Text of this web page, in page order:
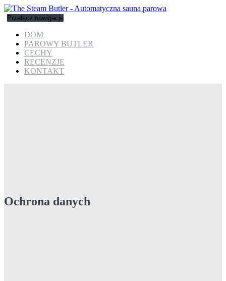
Przełącz nawigację
DOM
PAROWY BUTLER
CECHY
RECENZJE
KONTAKT
Ochrona danych